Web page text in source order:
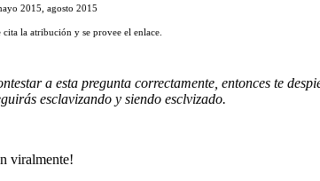
2015, agosto 2015
la atribución y se provee el enlace.
a esta pregunta correctamente, entonces te
esclavizando y siendo esclvizado.
viralmente!